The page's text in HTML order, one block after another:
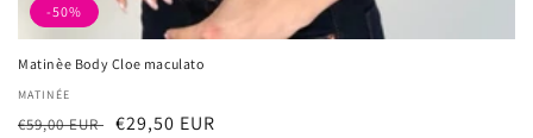
-50%
Matinèe Body Cloe maculato
厂
商：
MATINÉE
常
€59,00 EUR 促
€29,50 EUR